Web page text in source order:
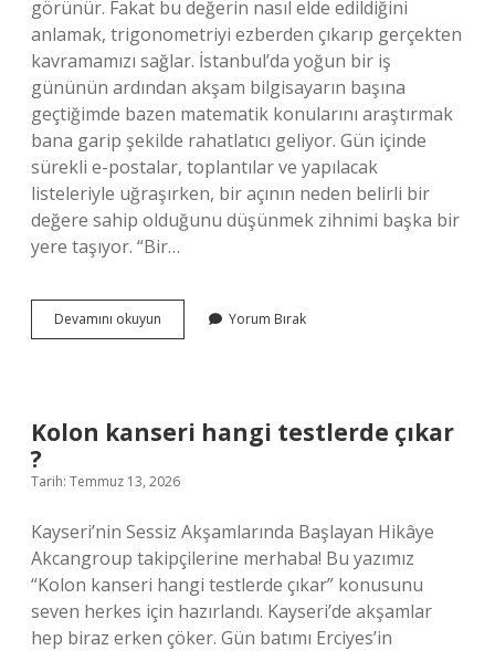
görünür. Fakat bu değerin nasıl elde edildiğini
anlamak, trigonometriyi ezberden çıkarıp gerçekten
kavramamızı sağlar. İstanbul’da yoğun bir iş
gününün ardından akşam bilgisayarın başına
geçtiğimde bazen matematik konularını araştırmak
bana garip şekilde rahatlatıcı geliyor. Gün içinde
sürekli e-postalar, toplantılar ve yapılacak
listeleriyle uğraşırken, bir açının neden belirli bir
değere sahip olduğunu düşünmek zihnimi başka bir
yere taşıyor. “Bir…
Devamını okuyun
15
Yorum Bırak
Kolon kanseri hangi testlerde çıkar
?
Tarih: Temmuz 13, 2026
Kayseri’nin Sessiz Akşamlarında Başlayan Hikâye
Akcangroup takipçilerine merhaba! Bu yazımız
“Kolon kanseri hangi testlerde çıkar” konusunu
seven herkes için hazırlandı. Kayseri’de akşamlar
hep biraz erken çöker. Gün batımı Erciyes’in